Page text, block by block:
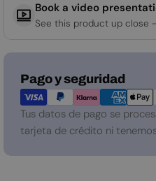
Book a video
See this product up close
Pago y seguridad
Métodos
de
pago
Tus datos de pago se
tarjeta de crédito ni